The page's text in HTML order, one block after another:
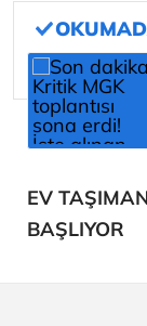
EV
BAŞLIYOR